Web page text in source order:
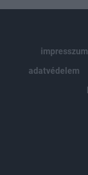
impresszum
adatvédelem